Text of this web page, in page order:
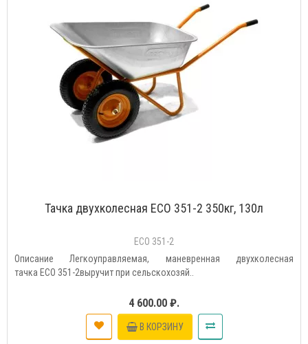
Тачка двухколесная ECO 351-2 350кг, 130л
ECO 351-2
Описание Легкоуправляемая, маневренная двухколесная
тачка ECO 351-2выручит при сельскохозяй..
4 600.00 ₽.
В КОРЗИНУ